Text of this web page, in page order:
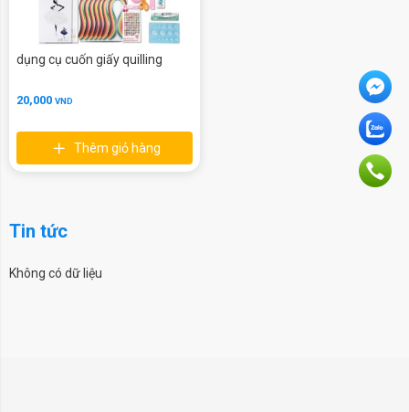
dụng cụ cuốn giấy quilling
20,000 VND
Thêm giỏ hàng
Tin tức
Không có dữ liệu